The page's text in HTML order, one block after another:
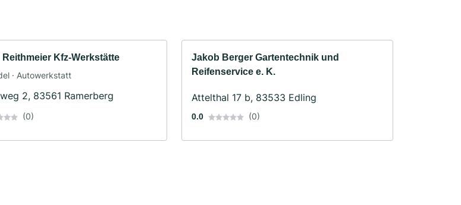
Reithmeier Kfz-Werkstätte
· Autowerkstatt
2, 83561 Ramerberg
(0)
Jakob Berger Gartentechnik und
Reifenservice e. K.
Attelthal 17 b, 83533 Edling
0.0 (0)